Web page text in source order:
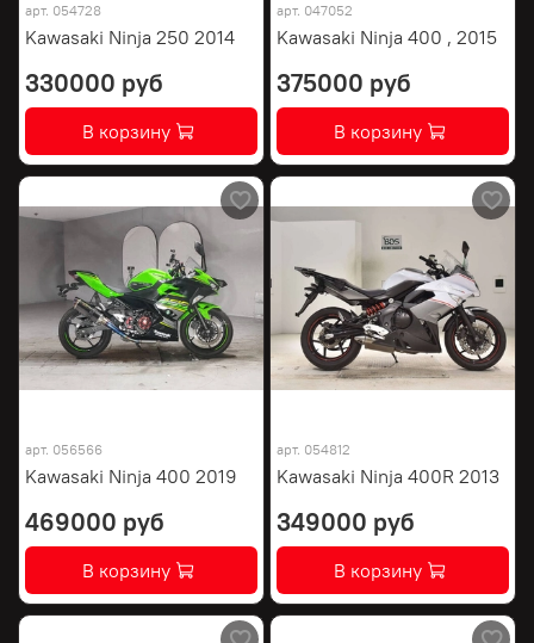
арт. 054728
Kawasaki Ninja 250 2014
330000 руб
В корзину
арт. 047052
Kawasaki Ninja 400 , 2015
375000 руб
В корзину
арт. 056566
Kawasaki Ninja 400 2019
469000 руб
В корзину
арт. 054812
Kawasaki Ninja 400R 2013
349000 руб
В корзину